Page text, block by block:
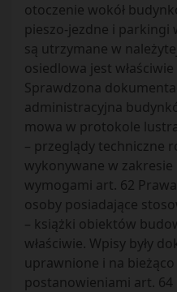
otoczenie wokół
pieszo-jezdne i parkingi
są utrzymane w
osiedlowa jest
Sprawdzona
administracyjna
mowa w protokole
– przeglądy techniczne
wykonywane w
wymogami art. 62
osoby posiadające
– książki obiektów
właściwie. Wpisy były
uprawnione i na
postanowieniami art.